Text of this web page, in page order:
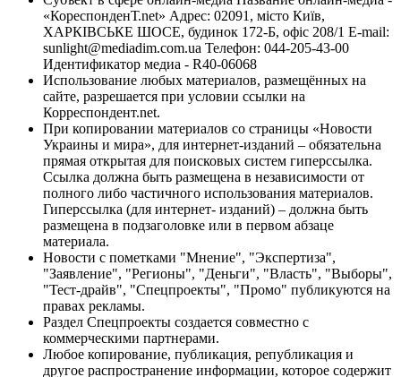
«КореспонденТ.net» Адрес: 02091, місто Київ,
ХАРКІВСЬКЕ ШОСЕ, будинок 172-Б, офіс 208/1 E-mail:
sunlight@mediadim.com.ua Телефон: 044-205-43-00
Идентификатор медиа - R40-06068
Использование любых материалов, размещённых на
сайте, разрешается при условии ссылки на
Корреспондент.net.
При копировании материалов со страницы «Новости
Украины и мира», для интернет-изданий – обязательна
прямая открытая для поисковых систем гиперссылка.
Ссылка должна быть размещена в независимости от
полного либо частичного использования материалов.
Гиперссылка (для интернет- изданий) – должна быть
размещена в подзаголовке или в первом абзаце
материала.
Новости с пометками "Мнение", "Экспертиза",
"Заявление", "Регионы", "Деньги", "Власть", "Выборы",
"Тест-драйв", "Спецпроекты", "Промо" публикуются на
правах рекламы.
Раздел Спецпроекты создается совместно с
коммерческими партнерами.
Любое копирование, публикация, републикация и
другое распространение информации, которое содержит